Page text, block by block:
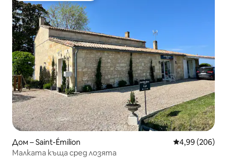
Дом – Saint-Émilion Средна
4,99 (206)
Малката къща сред лозята